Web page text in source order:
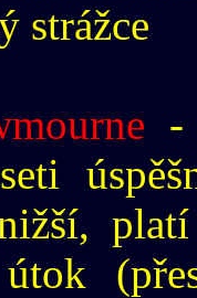
strážce
-